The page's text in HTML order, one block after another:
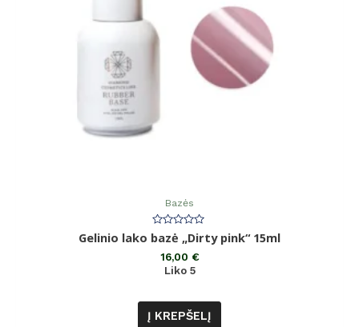
Bazės
Įvertinimas:
0
Gelinio lako bazė „Dirty pink“ 15ml
16,00 €
Liko 5
Į KREPŠELĮ